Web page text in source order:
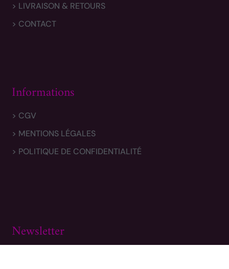
> LIVRAISON & RETOURS
> CONTACT
Informations
> CGV
> MENTIONS LÉGALES
> POLITIQUE DE CONFIDENTIALITÉ
Newsletter